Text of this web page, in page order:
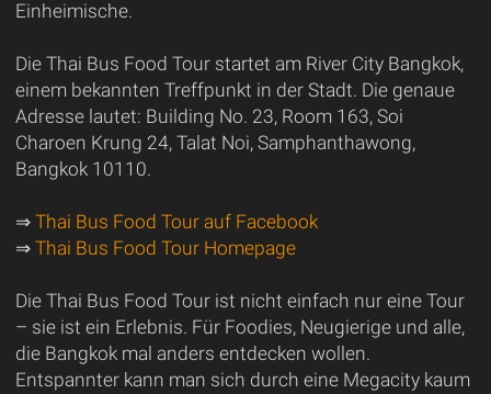
Einheimische.
Die Thai Bus Food Tour startet am River City Bangkok,
einem bekannten Treffpunkt in der Stadt. Die genaue
Adresse lautet: Building No. 23, Room 163, Soi
Charoen Krung 24, Talat Noi, Samphanthawong,
Bangkok 10110.
⇒ Thai Bus Food Tour auf Facebook
⇒ Thai Bus Food Tour Homepage
Die Thai Bus Food Tour ist nicht einfach nur eine Tour
– sie ist ein Erlebnis. Für Foodies, Neugierige und alle,
die Bangkok mal anders entdecken wollen.
Entspannter kann man sich durch eine Megacity kaum